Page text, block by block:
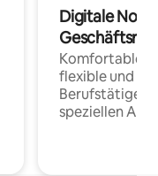
Digitale
Komfortable
flexible und
Berufstätige
speziellen